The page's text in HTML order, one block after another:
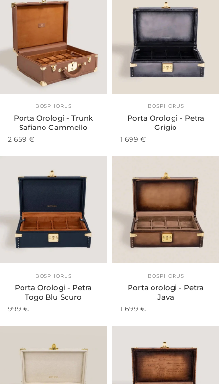
Fornitore:
BOSPHORUS
Porta Orologi - Trunk
Safiano Cammello
2 659 €
Esaurito
Fornitore:
BOSPHORUS
Porta Orologi - Petra
Grigio
1 699 €
Fornitore:
BOSPHORUS
Porta Orologi - Petra
Togo Blu Scuro
999 €
Esaurito
Fornitore:
BOSPHORUS
Porta orologi - Petra
Java
1 699 €